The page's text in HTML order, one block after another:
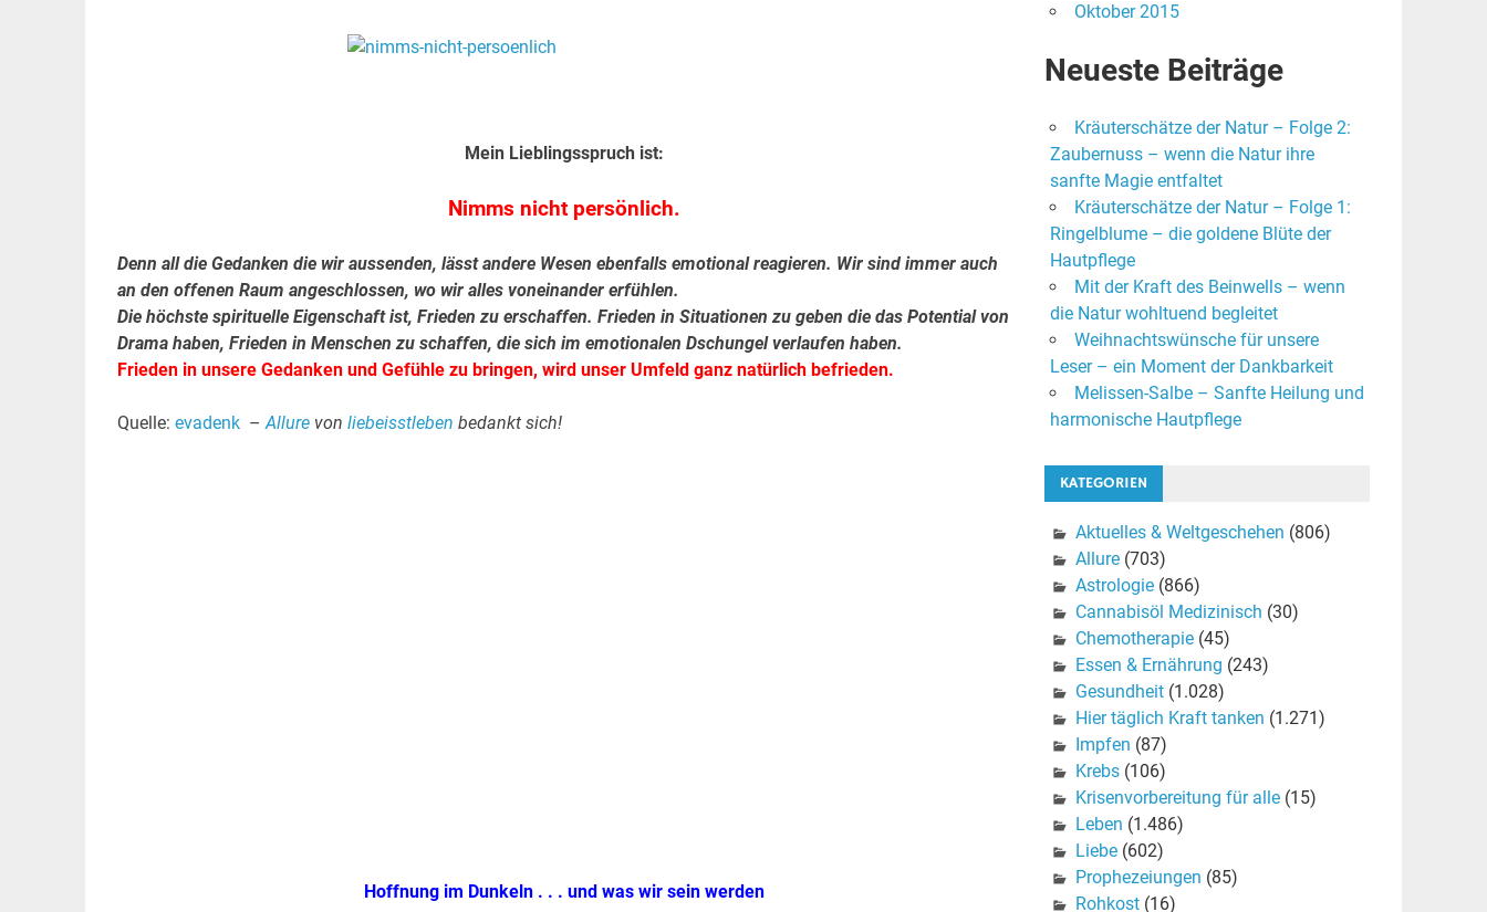
Mein Lieblingsspruch ist:
Nimms nicht persönlich.
Denn all die Gedanken die wir aussenden, lässt andere Wesen ebenfalls emotional reagieren. Wir sind immer auch
an den offenen Raum angeschlossen, wo wir alles voneinander erfühlen.
Die höchste spirituelle Eigenschaft ist, Frieden zu erschaffen. Frieden in Situationen zu geben die das Potential von
Drama haben, Frieden in Menschen zu schaffen, die sich im emotionalen Dschungel verlaufen haben.
Frieden in unsere Gedanken und Gefühle zu bringen, wird unser Umfeld ganz natürlich befrieden.
Quelle: evadenk–Allure von liebeisstleben bedankt sich!
Hoffnung im Dunkeln . . . und was wir sein werden
Oktober 2015
Neueste Beiträge
Kräuterschätze der Natur – Folge 2:
Zaubernuss – wenn die Natur ihre
sanfte Magie entfaltet
Kräuterschätze der Natur – Folge 1:
Ringelblume – die goldene Blüte der
Hautpflege
Mit der Kraft des Beinwells – wenn
die Natur wohltuend begleitet
Weihnachtswünsche für unsere
Leser – ein Moment der Dankbarkeit
Melissen-Salbe – Sanfte Heilung und
harmonische Hautpflege
KATEGORIEN
Aktuelles & Weltgeschehen (806)
Allure(703)
Astrologie(866)
Cannabisöl Medizinisch (30)
Chemotherapie(45)
Essen & Ernährung (243)
Gesundheit(1.028)
Hier täglich Kraft tanken (1.271)
Impfen (87)
Krebs(106)
Krisenvorbereitung für alle(15)
Leben (1.486)
Liebe(602)
Prophezeiungen (85)
Rohkost(16)